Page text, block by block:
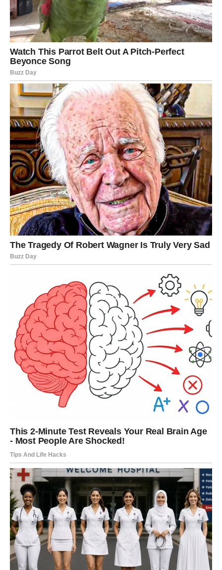
Poruka Univerzuma Devici:
„Konačno dobijaš ono što zaslužuješ.“
JARAC – Veliki povratak moći,
hrabrosti i sudbinske nagrade
posle dugog čekanja
Ako postoji znak kome ova tri dana menjaju tok života – to
je Jarac.
odlaganja, kroz nepravde.
Sudbina sada kaže:„Dosta je bilo.“
1. Velika pobeda ili važno olakšanje
Jarac u ova tri dana može da doživi nešto što nije mogao
ni da zamisli:
– rešavanje problema koji ga je dugo gušio
– ponuda koja otvara nova vrata
– novčana vest
– povratak nečega što mu je bilo uskraćeno
Jarac će se osećati kao da napokon stoji na čvrstom tlu.
2. Hrabrost raste – i donosi rezultate
Jarac inače ne beži od odgovornosti, ali je dugo bio u
energetskom umoru.
Sada se vraća njegova prava snaga.
Jarac će:
– doneti jaku odluku
– povući hrabar potez